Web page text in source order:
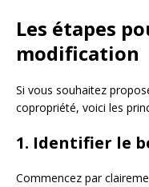
Les étapes
modification
Si vous souhaitez
copropriété, voici les
1. Identifier le
Commencez par